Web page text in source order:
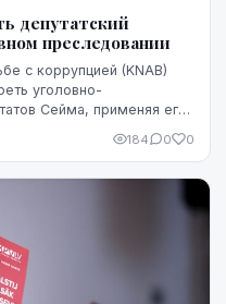
депутатский
преследовании
с коррупцией (KNAB)
уголовно-
Сейма, применяя его
184 0 0